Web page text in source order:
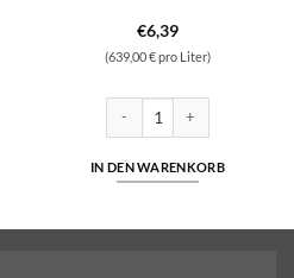
€6,39
(639,00 € pro Liter)
IN DEN WARENKORB